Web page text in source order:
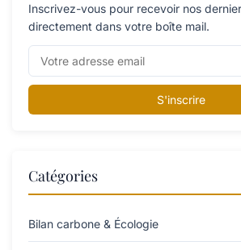
Inscrivez-vous pour recevoir nos
directement dans votre boîte mail.
S'inscrire
Catégories
Bilan carbone & Écologie